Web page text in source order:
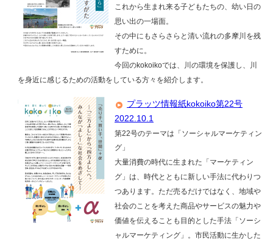
これから生まれ来る子どもたちの、幼い日の
思い出の一場面。
その中にもさらさらと清い流れの多摩川を残
すために。
今回のkokoikoでは、川の環境を保護し、川
を身近に感じるための活動をしている方々を紹介します。
プラッツ情報紙kokoiko第22号
2022.10.1
第22号のテーマは「ソーシャルマーケティン
グ」
大量消費の時代に生まれた「マーケティン
グ」は、時代とともに新しい手法に代わりつ
つあります。ただ売るだけではなく、地域や
社会のことを考えた商品やサービスの魅力や
価値を伝えることも目的とした手法「ソーシ
ャルマーケティング」。市民活動に生かした